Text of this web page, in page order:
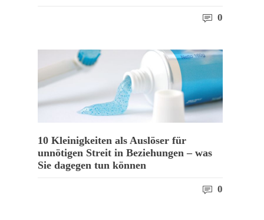
0
10 Kleinigkeiten als Auslöser für
unnötigen Streit in Beziehungen – was
Sie dagegen tun können
0